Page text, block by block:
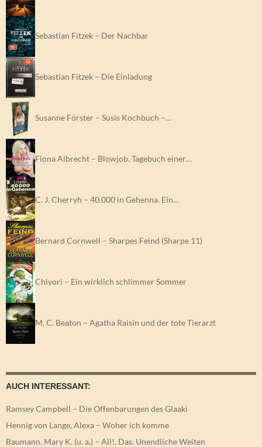
Sebastian Fitzek – Der Nachbar
Sebastian Fitzek – Die Einladung
Susanne Förster – Susis Kochbuch –…
Fiona Albrecht – Blowjob. Tagebuch einer…
C. J. Cherryh – 40.000 in Gehenna. Ein…
Bernard Cornwell – Sharpes Feind (Sharpe 11)
Chiyori – Ein wirklich schlimmer Sommer
M. C. Beaton – Agatha Raisin und der tote Tierarzt
AUCH INTERESSANT:
Ramsey Campbell – Die Offenbarungen des Glaaki
Hennig von Lange, Alexa – Woher ich komme
Baumann, Mary K. (u. a.) – All!, Das. Unendliche Weiten